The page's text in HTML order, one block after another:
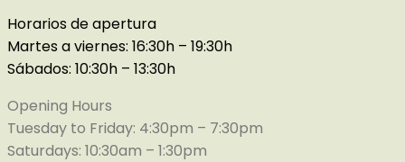
Horarios de apertura
Martes a viernes: 16:30h – 19:30h
Sábados: 10:30h – 13:30h
Opening Hours
Tuesday to Friday: 4:30pm – 7:30pm
Saturdays: 10:30am – 1:30pm